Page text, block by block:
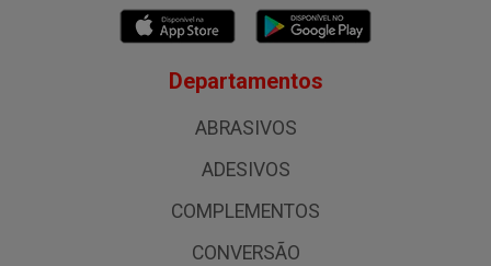
Departamentos
ABRASIVOS
ADESIVOS
COMPLEMENTOS
CONVERSÃO